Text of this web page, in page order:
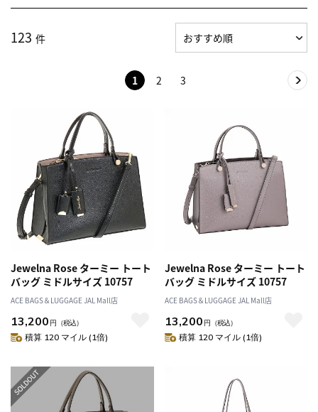
123 件
1 2 3
Jewelna Rose ターミー トート
バッグ ミドルサイズ 10757
ACE BAGS＆LUGGAGE JAL Mall店
13,200 円 （税込）
積算 120 マイル (1倍)
Jewelna Rose ターミー トート
バッグ ミドルサイズ 10757
ACE BAGS＆LUGGAGE JAL Mall店
13,200 円 （税込）
積算 120 マイル (1倍)